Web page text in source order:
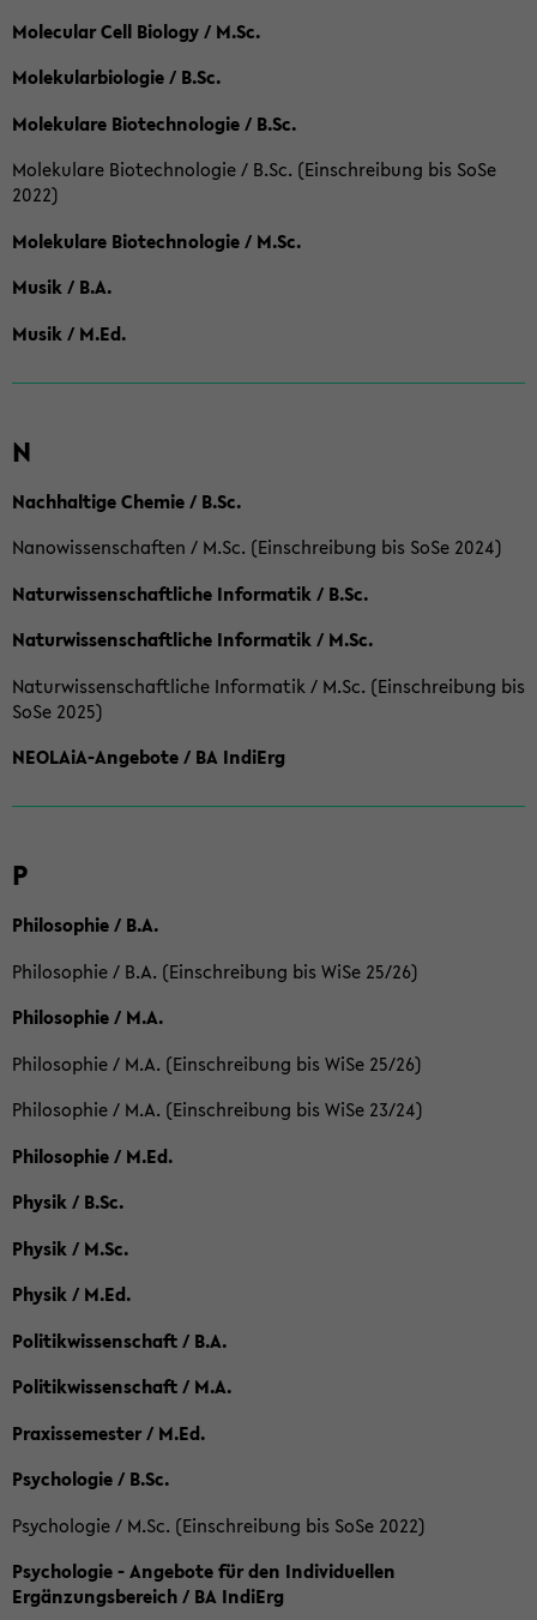
Molecular Cell Biology / M.Sc.
Molekularbiologie / B.Sc.
Molekulare Biotechnologie / B.Sc.
Molekulare Biotechnologie / B.Sc. (Einschreibung bis SoSe
2022)
Molekulare Biotechnologie / M.Sc.
Musik / B.A.
Musik / M.Ed.
N
Nachhaltige Chemie / B.Sc.
Nanowissenschaften / M.Sc. (Einschreibung bis SoSe 2024)
Naturwissenschaftliche Informatik / B.Sc.
Naturwissenschaftliche Informatik / M.Sc.
Naturwissenschaftliche Informatik / M.Sc. (Einschreibung bis
SoSe 2025)
NEOLAiA-Angebote / BA IndiErg
P
Philosophie / B.A.
Philosophie / B.A. (Einschreibung bis WiSe 25/26)
Philosophie / M.A.
Philosophie / M.A. (Einschreibung bis WiSe 25/26)
Philosophie / M.A. (Einschreibung bis WiSe 23/24)
Philosophie / M.Ed.
Physik / B.Sc.
Physik / M.Sc.
Physik / M.Ed.
Politikwissenschaft / B.A.
Politikwissenschaft / M.A.
Praxissemester / M.Ed.
Psychologie / B.Sc.
Psychologie / M.Sc. (Einschreibung bis SoSe 2022)
Psychologie - Angebote für den Individuellen
Ergänzungsbereich / BA IndiErg